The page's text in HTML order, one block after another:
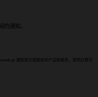
的通知。
通知我与我相关的产品和服务。我明白我可